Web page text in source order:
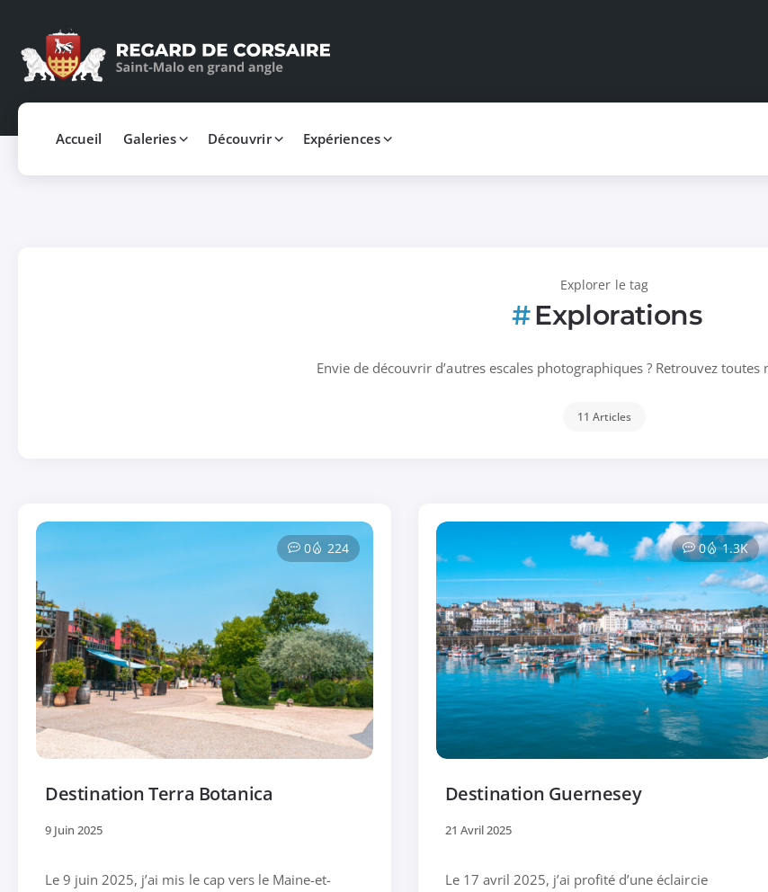
Accueil Galeries Découvrir Expériences
Explorer le tag
Explorations
Envie de découvrir d’autres escales photographiques ? Retrouvez
11 Articles
0 224
Destination Terra Botanica
9 Juin 2025
Le 9 juin 2025, j’ai mis le cap vers le Maine-et-
0 1.3K
Destination Guernesey
21 Avril 2025
Le 17 avril 2025, j’ai profité d’une éclaircie